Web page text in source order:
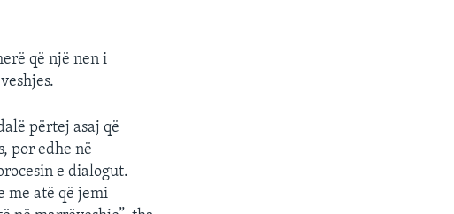
që një nen i
përtej asaj që
por edhe në
e dialogut.
me atë që jemi